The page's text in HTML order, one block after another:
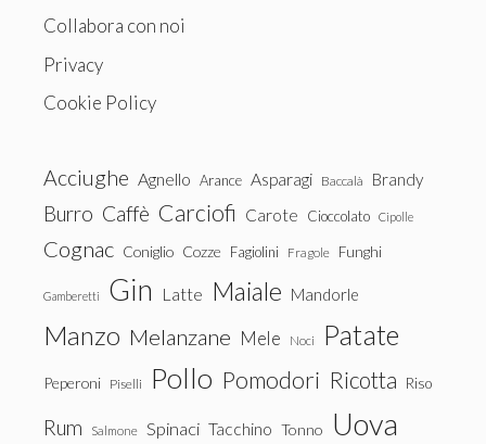
Collabora con noi
Privacy
Cookie Policy
Acciughe Agnello Arance Asparagi Baccalà Brandy
Burro Caffè Carciofi Carote Cioccolato Cipolle
Cognac Coniglio Cozze Fagiolini Fragole Funghi
Gamberetti Gin Latte Maiale Mandorle
Manzo Melanzane Mele Noci Patate
Peperoni Piselli Pollo Pomodori Ricotta Riso
Rum Salmone Spinaci Tacchino Tonno Uova